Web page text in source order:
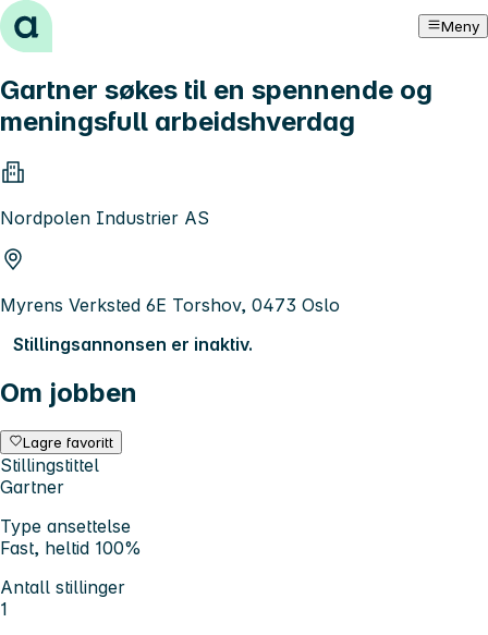
Hopp til innhold Meny
Gartner søkes til en spennende og
meningsfull arbeidshverdag
Nordpolen Industrier AS
Myrens Verksted 6E Torshov, 0473 Oslo
Stillingsannonsen er inaktiv.
Om jobben
Lagre favoritt
Stillingstittel
Gartner
Type ansettelse
Fast, heltid 100%
Antall stillinger
1